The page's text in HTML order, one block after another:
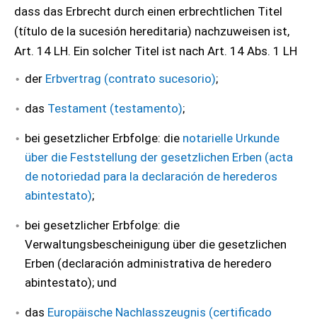
dass das Erbrecht durch einen erbrechtlichen Titel
(título de la sucesión hereditaria) nachzuweisen ist,
Art. 14 LH. Ein solcher Titel ist nach Art. 14 Abs. 1 LH
der Erbvertrag (contrato sucesorio);
das Testament (testamento);
bei gesetzlicher Erbfolge: die notarielle Urkunde
über die Feststellung der gesetzlichen Erben (acta
de notoriedad para la declaración de herederos
abintestato);
bei gesetzlicher Erbfolge: die
Verwaltungsbescheinigung über die gesetzlichen
Erben (declaración administrativa de heredero
abintestato); und
das Europäische Nachlasszeugnis (certificado